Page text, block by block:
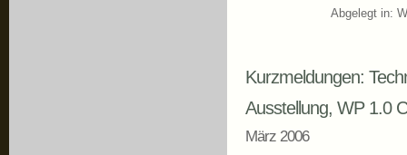
Abgelegt in:
Kurzmeldungen:
Ausstellung, WP 1.0
März 2006